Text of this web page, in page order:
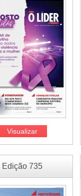
Visualizar
Edição 735